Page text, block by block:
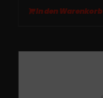
In den Warenkorb